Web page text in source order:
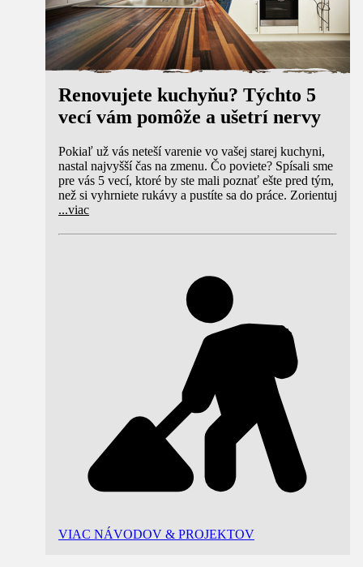
Renovujete kuchyňu? Týchto 5
vecí vám pomôže a ušetrí nervy
Pokiaľ už vás neteší varenie vo vašej starej kuchyni,
nastal najvyšší čas na zmenu. Čo poviete? Spísali sme
pre vás 5 vecí, ktoré by ste mali poznať ešte pred tým,
než si vyhrniete rukávy a pustíte sa do práce. Zorientuj
...viac
VIAC NÁVODOV & PROJEKTOV